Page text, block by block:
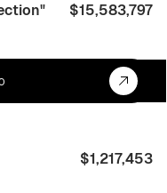
$15,583,797
$1,217,453